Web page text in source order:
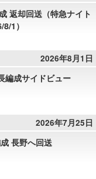
返却回送（特急ナイト
1）
2026年8月1日
編成サイドビュー
2026年7月25日
長野へ回送